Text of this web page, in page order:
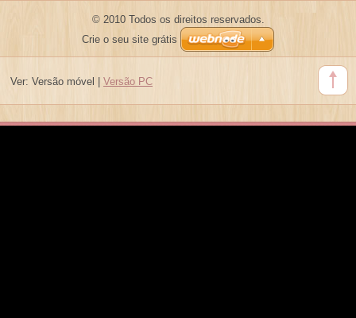
© 2010 Todos os direitos reservados.
Crie o seu site grátis
Ver: Versão móvel | Versão PC